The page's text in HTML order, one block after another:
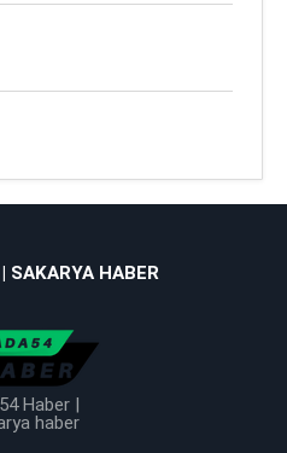
SAKARYA HABER
Haber |
haber